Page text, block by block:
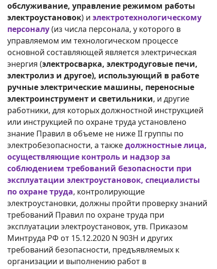
обслуживание, управление режимом работы
электроустановок) и электротехнологическому
персоналу(из числа персонала, у которого в
управляемом им технологическом процессе
основной составляющей является электрическая
энергия (электросварка, электродуговые печи,
электролиз и другое), использующий в работе
ручные электрические машины, переносные
электроинструмент и светильники, и другие
работники, для которых должностной инструкцией
или инструкцией по охране труда установлено
знание Правил в объеме не ниже II группы по
электробезопасности, а такжедолжностные лица,
осуществляющие контроль и надзор за
соблюдением требований безопасности при
эксплуатации электроустановок, специалисты
по охране труда, контролирующие
электроустановки, должны пройти проверку знаний
требований Правил по охране труда при
эксплуатации электроустановок, утв. Приказом
Минтруда РФ от 15.12.2020 N 903Н и других
требований безопасности, предъявляемых к
организации и выполнению работ в